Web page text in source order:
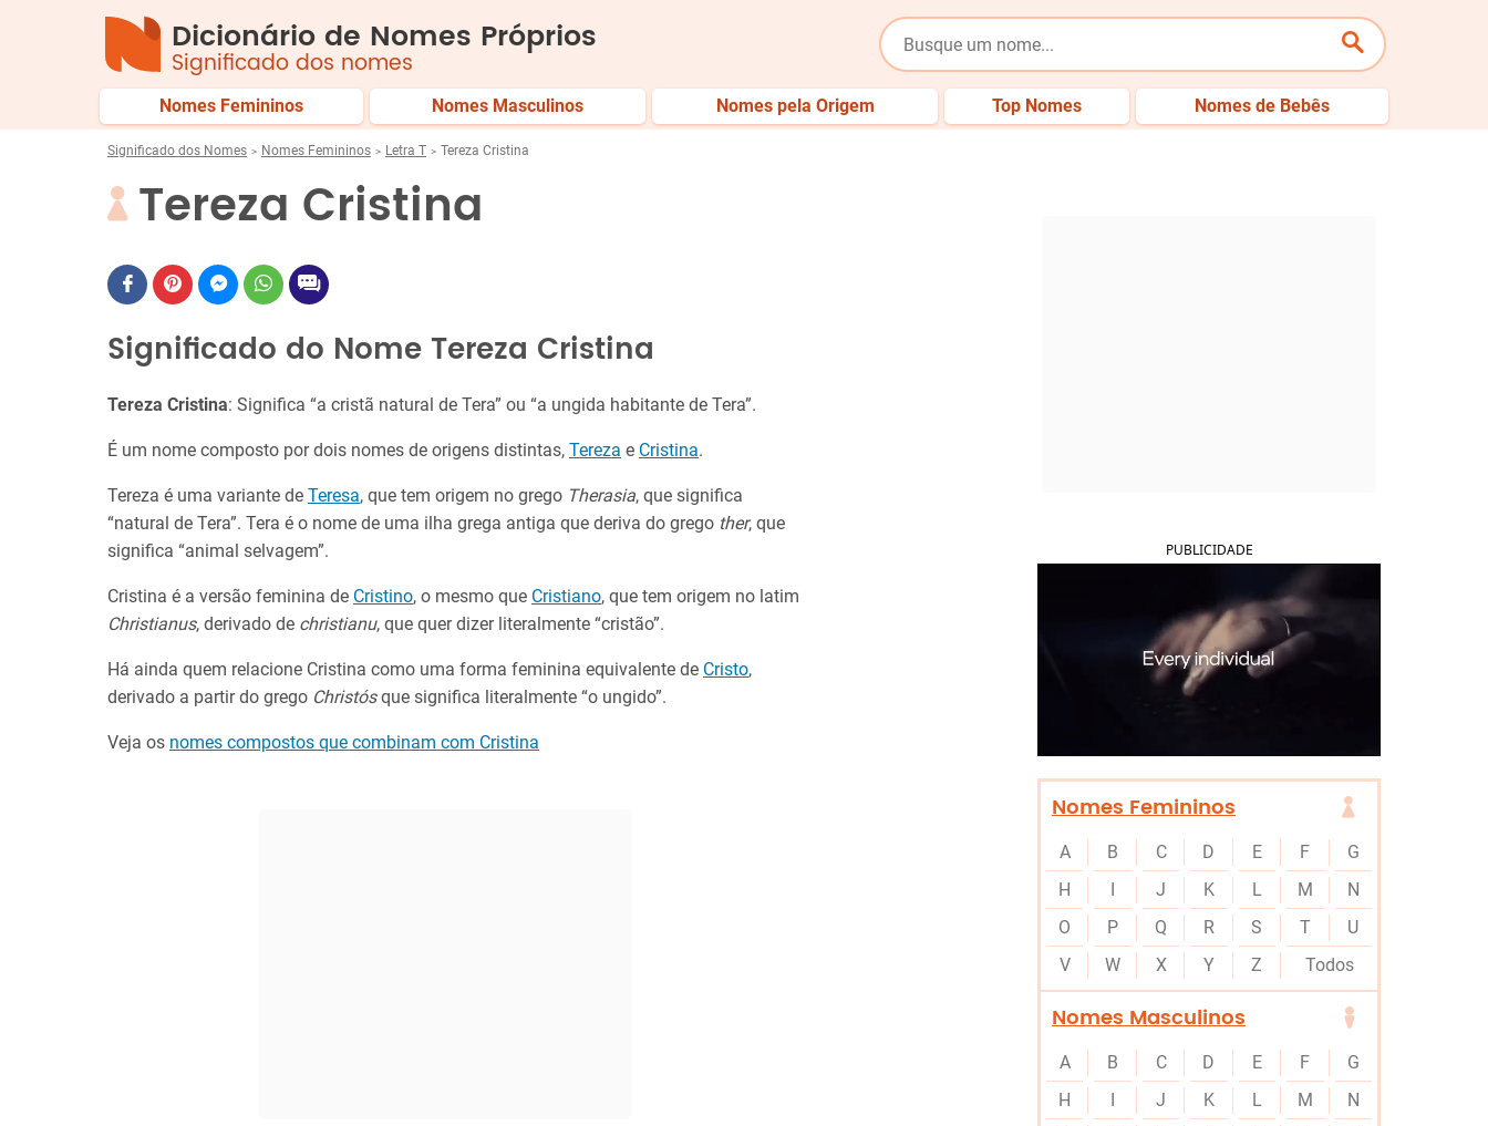
Dicionário de Nomes Próprios
Significado dos nomes
Nomes Femininos Nomes Masculinos Nomes pela Origem Top Nomes Nomes de Bebês
Significado dos Nomes Nomes Femininos Letra T Tereza Cristina
Tereza Cristina
Significado do Nome Tereza Cristina
Tereza Cristina: Significa “a cristã natural de Tera” ou “a ungida habitante de Tera”.
É um nome composto por dois nomes de origens distintas, Tereza e Cristina.
Tereza é uma variante de Teresa, que tem origem no grego Therasia, que significa
“natural de Tera”. Tera é o nome de uma ilha grega antiga que deriva do grego ther, que
significa “animal selvagem”.
Cristina é a versão feminina de Cristino, o mesmo que Cristiano, que tem origem no latim
Christianus, derivado de christianu, que quer dizer literalmente “cristão”.
Há ainda quem relacione Cristina como uma forma feminina equivalente de Cristo,
derivado a partir do grego Christósque significa literalmente “o ungido”.
Veja os nomes compostos que combinam com Cristina
PUBLICIDADE
Nomes Femininos
A B C D E F
G
H
I J K L M
N
O
P Q R S T
U
V
W X Y Z Todos
Nomes Masculinos
A B C D E F
G
H
I J K L M
N